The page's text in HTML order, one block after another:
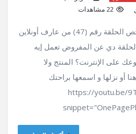
22 مشاهدات
اهلا و سهلا بيكم في ملخص الحلقة رقم (47) من عارف أونلاين
دي عن المفروض تعمل إيه
على الإنترنت؟ المنتج ولا
أو نزلها و اسمعها براحتك
https://youtu.be/